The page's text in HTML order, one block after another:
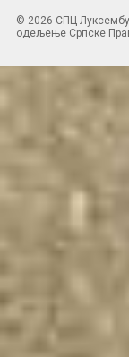
© 2026 СПЦ
одељење Српске